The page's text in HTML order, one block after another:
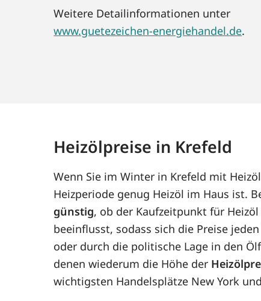
Weitere Detailinformationen unter
www.guetezeichen-energiehandel.de.
Heizölpreise in Krefeld
Wenn Sie im Winter in Krefeld mit
Heizperiode genug Heizöl im Haus ist.
günstig, ob der Kaufzeitpunkt für
beeinflusst, sodass sich die Preise
oder durch die politische Lage in den
denen wiederum die Höhe der
wichtigsten Handelsplätze New York